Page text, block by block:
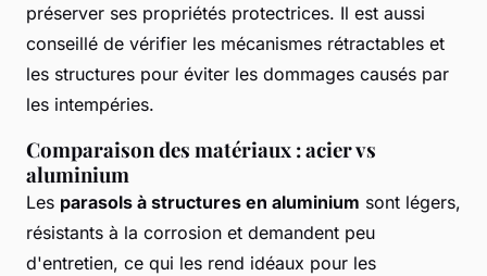
préserver ses propriétés protectrices. Il est aussi
conseillé de vérifier les mécanismes rétractables et
les structures pour éviter les dommages causés par
les intempéries.
Comparaison des matériaux : acier vs
aluminium
Les parasols à structures en aluminium sont légers,
résistants à la corrosion et demandent peu
d'entretien, ce qui les rend idéaux pour les